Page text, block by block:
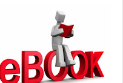
Values & Good
| Joykoly Prokashoni